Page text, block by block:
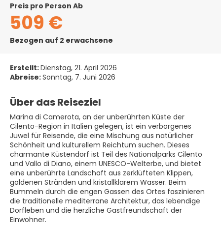
Preis pro Person Ab
509 €
Bezogen auf 2 erwachsene
Erstellt:Dienstag, 21. April 2026
Abreise:Sonntag, 7. Juni 2026
Über das Reiseziel
Marina di Camerota, an der unberührten Küste der
Cilento-Region in Italien gelegen, ist ein verborgenes
Juwel für Reisende, die eine Mischung aus natürlicher
Schönheit und kulturellem Reichtum suchen. Dieses
charmante Küstendorf ist Teil des Nationalparks Cilento
und Vallo di Diano, einem UNESCO-Welterbe, und bietet
eine unberührte Landschaft aus zerklüfteten Klippen,
goldenen Stränden und kristallklarem Wasser. Beim
Bummeln durch die engen Gassen des Ortes faszinieren
die traditionelle mediterrane Architektur, das lebendige
Dorfleben und die herzliche Gastfreundschaft der
Einwohner.